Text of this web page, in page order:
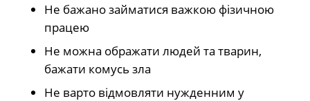
Не бажано займатися важкою фізичною
працею
Не можна ображати людей та тварин,
бажати комусь зла
Не варто відмовляти нужденним у